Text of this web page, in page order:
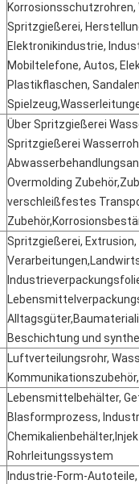
Korrosionsschutzrohren,
Spritzgießerei,
Elektronikindustrie,
Mobiltelefone, Autos,
Plastikflaschen,
Über Spritzgießerei
Spritzgießerei
Overmolding
verschleißfestes
Zubehör,
Spritzgießerei,
Beschichtung und
Luftverteilungsrohr,
Lebensmittelbehälter,
Blasformprozess,
Rohrleitungssystem
Industrie-Form-